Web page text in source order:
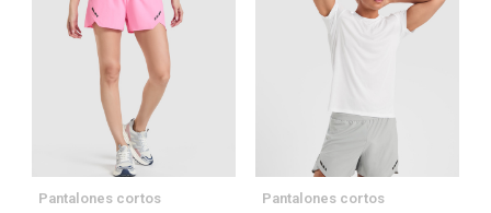
Pantalones cortos Pantalones cortos